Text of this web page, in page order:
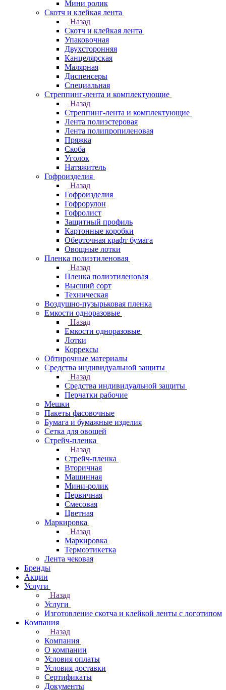
Мини ролик
Скотч и клейкая лента
Назад
Скотч и клейкая лента
Упаковочная
Двухсторонняя
Канцелярская
Малярная
Диспенсеры
Специальная
Стреппинг-лента и комплектующие
Назад
Стреппинг-лента и комплектующие
Лента полиэстеровая
Лента полипропиленовая
Пряжка
Скоба
Уголок
Натяжитель
Гофроизделия
Назад
Гофроизделия
Гофрорулон
Гофролист
Защитный профиль
Картонные коробки
Оберточная крафт бумага
Овощные лотки
Пленка полиэтиленовая
Назад
Пленка полиэтиленовая
Высший сорт
Техническая
Воздушно-пузырьковая пленка
Емкости одноразовые
Назад
Емкости одноразовые
Лотки
Коррексы
Обтирочные материалы
Средства индивидуальной защиты
Назад
Средства индивидуальной защиты
Перчатки рабочие
Мешки
Пакеты фасовочные
Бумага и бумажные изделия
Сетка для овощей
Стрейч-пленка
Назад
Стрейч-пленка
Вторичная
Машинная
Мини-ролик
Первичная
Смесовая
Цветная
Маркировка
Назад
Маркировка
Термоэтикетка
Лента чековая
Бренды
Акции
Услуги
Назад
Услуги
Изготовление скотча и клейкой ленты с логотипом
Компания
Назад
Компания
О компании
Условия оплаты
Условия доставки
Сертификаты
Документы